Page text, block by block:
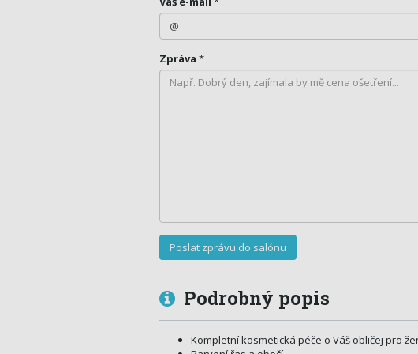
Zpráva *
Podrobný popis
Kompletní kosmetická péče o Váš obličej pro